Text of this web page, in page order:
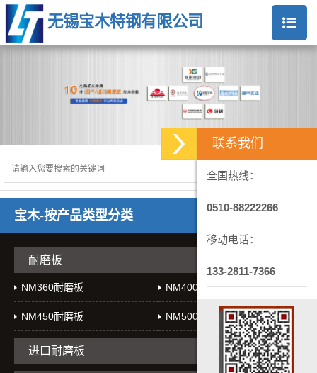
无锡宝木特钢有限公司
宝木-按产品类型分类
耐磨板
NM360耐磨板 NM400耐磨板
NM450耐磨板 NM500耐磨板
进口耐磨板
联系我们
全国热线：
0510-88222266
移动电话：
133-2811-7366